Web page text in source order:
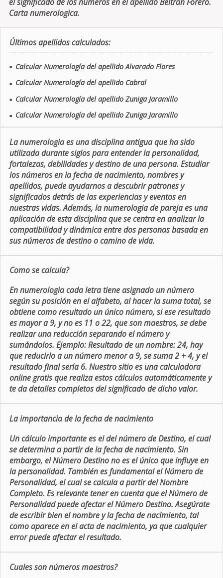
Carta numerologica.
Últimos apellidos calculados:
■ Calcular Numerología del apellido Alvarado Flores
■ Calcular Numerología del apellido Cabral
■ Calcular Numerología del apellido Zuniga Jaramillo
■ Calcular Numerología del apellido Zuniga Jaramillo
La numerologia es una disciplina antigua que ha sido
utilizada durante siglos para entender la personalidad,
fortalezas, debilidades y destino de una persona. Estudiar
los números en la fecha de nacimiento, nombres y
apellidos, puede ayudarnos a descubrir patrones y
significados detrás de las experiencias y eventos en
nuestras vidas. Además, la numerologia de pareja es una
aplicación de esta disciplina que se centra en analizar la
compatibilidad y dinámica entre dos personas basada en
sus números de destino o camino de vida.
Como se calcula?
En numerologia cada letra tiene asignado un número
según su posición en el alfabeto, al hacer la suma total, se
obtiene como resultado un único número, si ese resultado
es mayor a 9, y no es 11 o 22, que son maestros, se debe
realizar una reducción separando el número y
sumándolos. Ejemplo: Resultado de un nombre: 24, hay
que reducirlo a un número menor a 9, se suma 2 + 4, y el
resultado final sería 6. Nuestro sitio es una calculadora
online gratis que realiza estos cálculos automáticamente y
te da detalles completos del significado de dicho valor.
La importancia de la fecha de nacimiento
Un cálculo importante es el del número de Destino, el cual
se determina a partir de la fecha de nacimiento. Sin
embargo, el Número Destino no es el único que influye en
la personalidad. También es fundamental el Número de
Personalidad, el cual se calcula a partir del Nombre
Completo. Es relevante tener en cuenta que el Número de
Personalidad puede afectar el Número Destino. Asegúrate
de escribir bien el nombre y la fecha de nacimiento, tal
como aparece en el acta de nacimiento, ya que cualquier
error puede afectar el resultado.
Cuales son números maestros?